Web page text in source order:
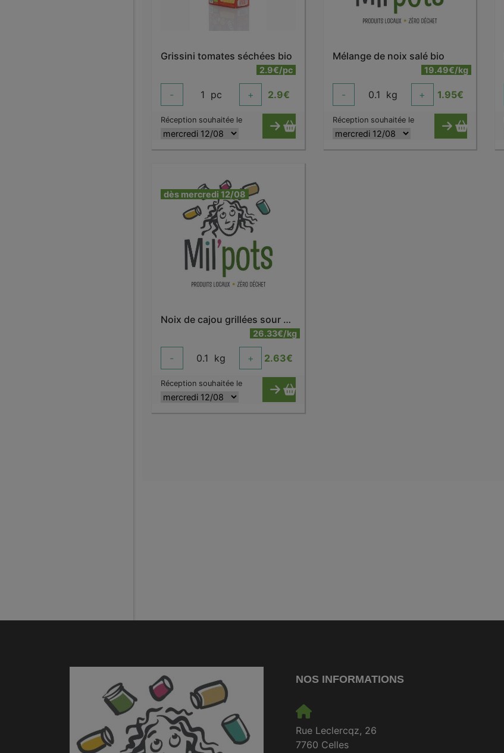
Grissini tomates séchées bio
2.9€/pc
- 1 pc + 2.9€
Réception souhaitée le
Mélange de noix salé bio
19.49€/kg
- 0.1 kg + 1.95€
Réception souhaitée le
dès mercredi 12/08
Noix de cajou grillées sour cream
26.33€/kg
- 0.1 kg + 2.63€
Réception souhaitée le
NOS INFORMATIONS
Rue Leclercqz, 26
7760 Celles